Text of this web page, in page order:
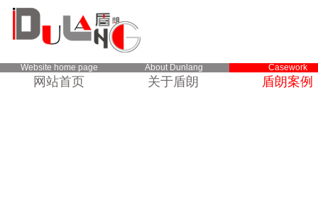
Website home page
网站首页
About Dunlang
关于盾朗
Casework
盾朗案例